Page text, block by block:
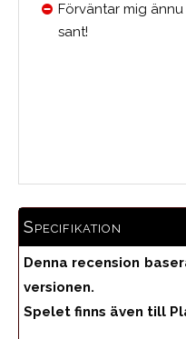
Förväntar mig
sant!
Specifikation
Denna recension
versionen.
Spelet finns även till